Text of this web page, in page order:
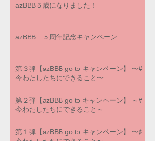
azBBB５歳になりました！
azBBB ５周年記念キャンペーン
第３弾【azBBB go to キャンペーン】 〜#
今わたしたちにできること〜
第２弾【azBBB go to キャンペーン】 ～#
今わたしたちにできること～
第１弾【azBBB go to キャンペーン】 〜♯